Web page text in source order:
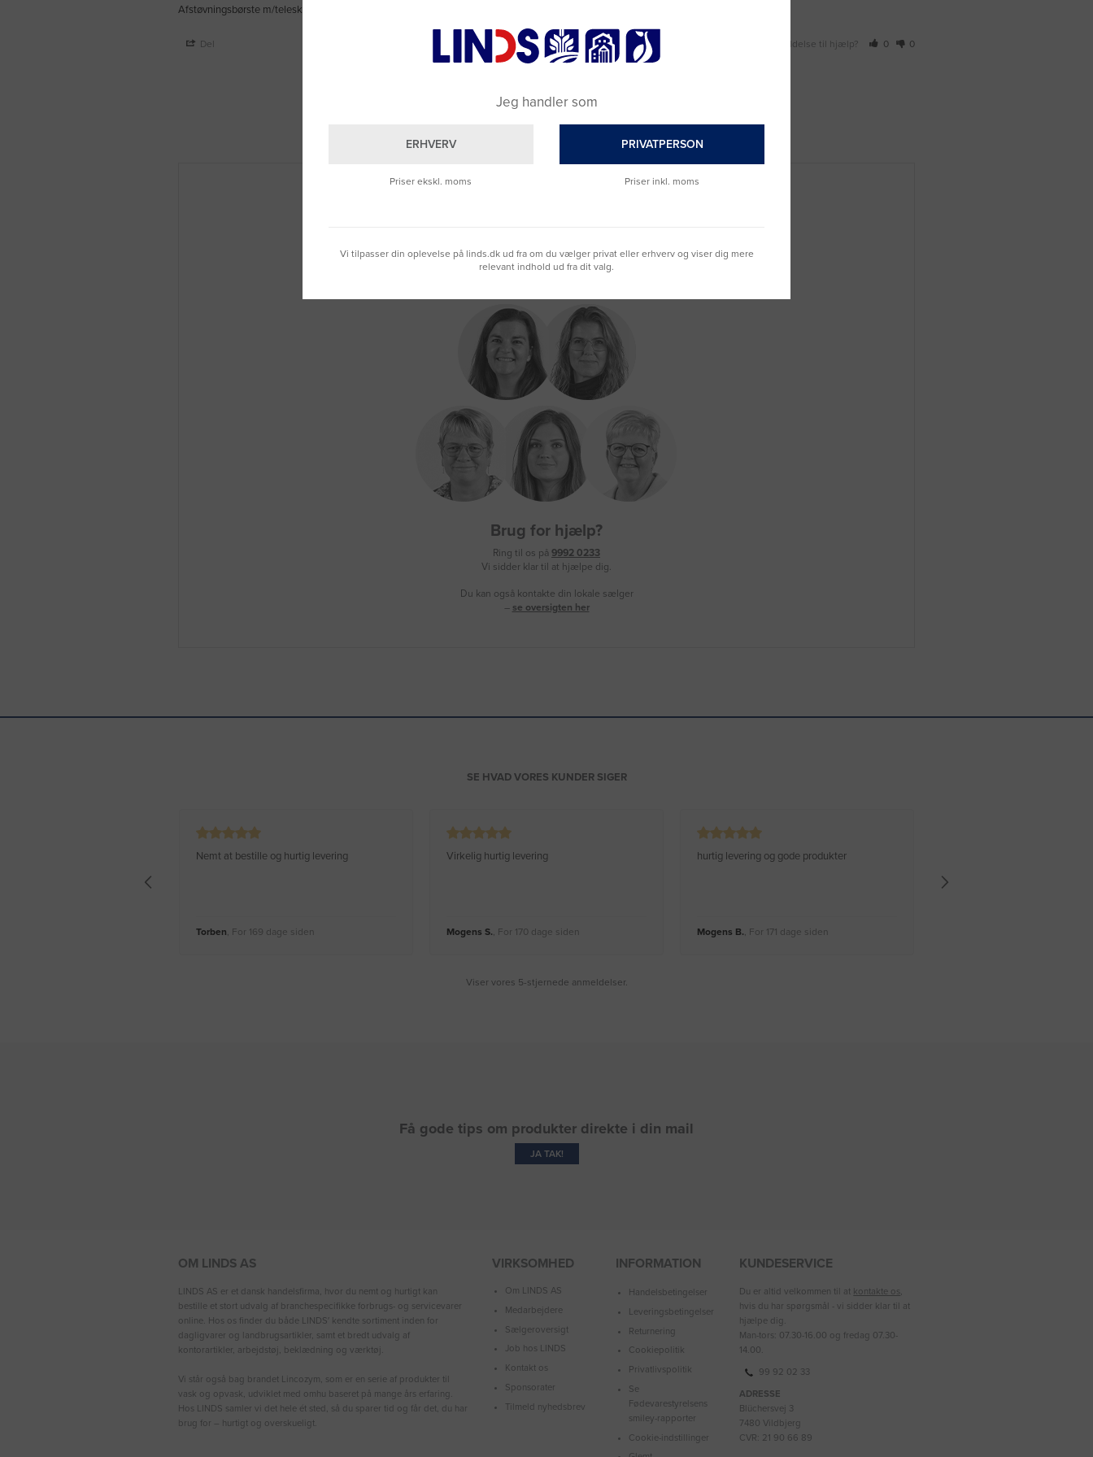
Afstøvningsbørste m/teleskopskaft 170 cm
Del Var denne anmeldelse til hjælp? 0 0
Brug for hjælp?
Ring til os på 9992 0233
Vi sidder klar til at hjælpe dig.
Du kan også kontakte din lokale sælger
– se oversigten her
SE HVAD VORES KUNDER SIGER
Nemt at bestille og hurtig levering
Torben , For 169 dage siden
Virkelig hurtig levering
Mogens S. , For 170 dage siden
hurtig levering og gode produkter
Mogens B. , For 171 dage siden
Viser vores 5-stjernede anmeldelser.
Få gode tips om produkter direkte i din mail
JA TAK!
OM LINDS AS
LINDS AS er et dansk handelsfirma, hvor du nemt og hurtigt kan
bestille et stort udvalg af branchespecifikke forbrugs- og servicevarer
online. Hos os finder du både LINDS′ kendte sortiment inden for
dagligvarer og landbrugsartikler, samt et bredt udvalg af
kontorartikler, arbejdstøj, beklædning og værktøj.
Vi står også bag brandet Lincozym, som er en serie af produkter til
vask og opvask, udviklet med omhu baseret på mange års erfaring.
Hos LINDS samler vi det hele ét sted, så du sparer tid og får det, du har
brug for – hurtigt og overskueligt.
VIRKSOMHED
Om LINDS AS
Medarbejdere
Sælgeroversigt
Job hos LINDS
Kontakt os
Sponsorater
Tilmeld nyhedsbrev
INFORMATION
Handelsbetingelser
Leveringsbetingelser
Returnering
Cookiepolitik
Privatlivspolitik
Se
Fødevarestyrelsens
smiley-rapporter
Cookie-indstillinger
KUNDESERVICE
Du er altid velkommen til at kontakte os
hvis du har spørgsmål - vi sidder klar til at
hjælpe dig.
Man-tors: 07.30-16.00 og fredag 07.30-
14.00.
99 92 02 33
ADRESSE
Blüchersvej 3
7480 Vildbjerg
CVR: 21 90 66 89
Jeg handler som
ERHVERV
Priser ekskl. moms
PRIVATPERSON
Priser inkl. moms
Vi tilpasser din oplevelse på linds.dk ud fra om du vælger privat eller erhverv og viser dig mere
relevant indhold ud fra dit valg.